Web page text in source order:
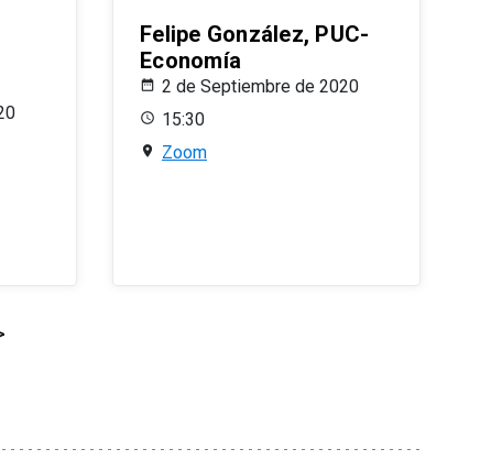
Felipe González, PUC-
Economía
2 de Septiembre de 2020
15:30
Zoom